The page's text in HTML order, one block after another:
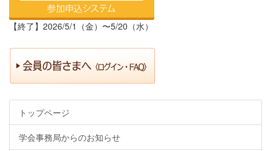
【終了】2026/5/1（金）〜5/20（水）
トップページ
学会事務局からのお知らせ